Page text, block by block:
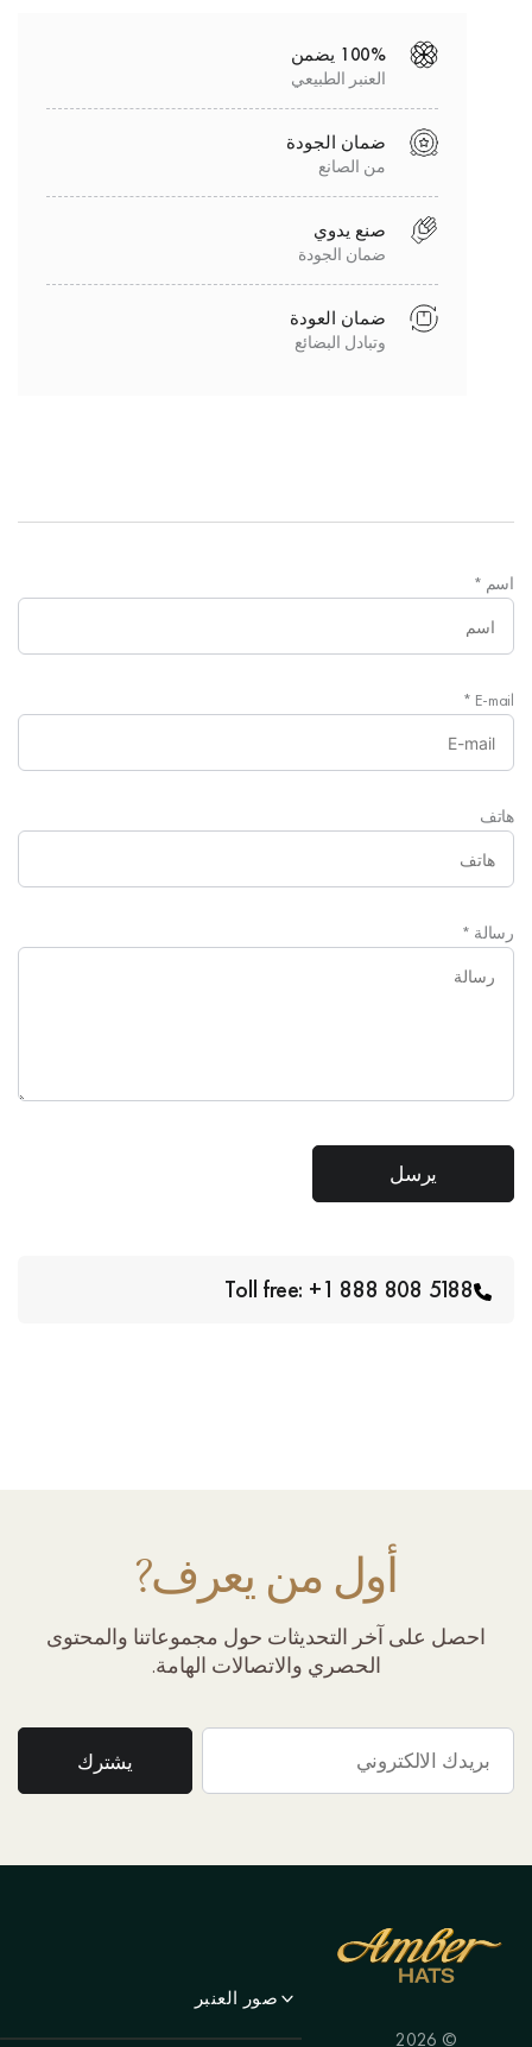
100% يضمن
العنبر الطبيعي
ضمان الجودة
من الصانع
صنع يدوي
ضمان الجودة
ضمان العودة
وتبادل البضائع
اسم *
E-mail
*
هاتف
رسالة *
Toll free: +1 888 808 5188
أول من يعرف?
احصل على آخر التحديثات حول مجموعاتنا والمحتوى
الحصري والاتصالات الهامة.
© 2026
صور العنبر